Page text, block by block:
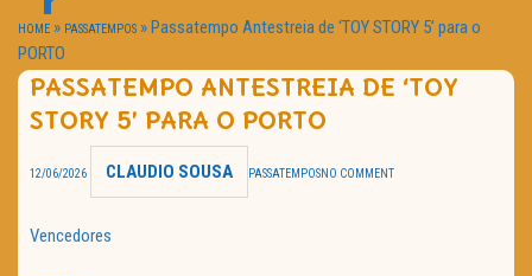
HOME CINEMA
NOTA PESSOAL
TRAILER DO DIA
HOME » PASSATEMPOS »Passatempo Antestreia de ‘TOY STORY 5’ para o
PORTO
PASSATEMPO ANTESTREIA DE ‘TOY
STORY 5’ PARA O PORTO
12/06/2026 CLAUDIO SOUSA PASSATEMPOSNO COMMENT
Vencedores